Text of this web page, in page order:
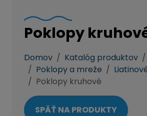
Poklopy
Domov Katalóg produktov
Poklopy a mreže
Poklopy kruhové
SPÄŤ NA PRODUKTY